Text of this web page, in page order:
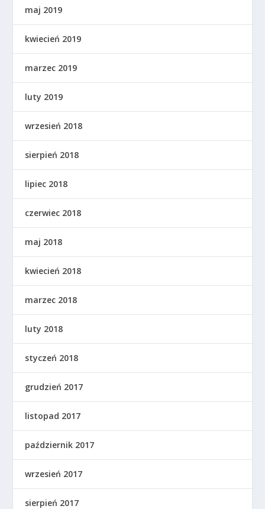
maj 2019
kwiecień 2019
marzec 2019
luty 2019
wrzesień 2018
sierpień 2018
lipiec 2018
czerwiec 2018
maj 2018
kwiecień 2018
marzec 2018
luty 2018
styczeń 2018
grudzień 2017
listopad 2017
październik 2017
wrzesień 2017
sierpień 2017